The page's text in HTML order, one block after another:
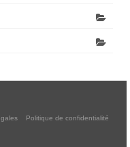
Politique de confidentialité